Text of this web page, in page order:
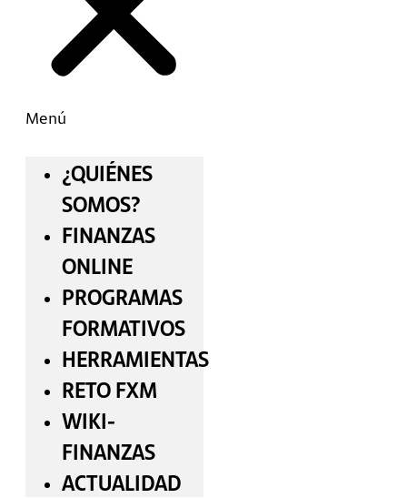
Menú
¿QUIÉNES
SOMOS?
FINANZAS
ONLINE
PROGRAMAS
FORMATIVOS
HERRAMIENTAS
RETO FXM
WIKI-
FINANZAS
ACTUALIDAD